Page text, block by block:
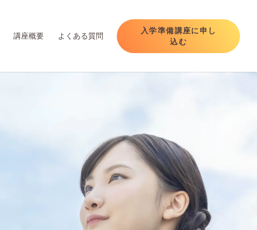
講座概要 よくある質問
入学準備講座に申し
込む